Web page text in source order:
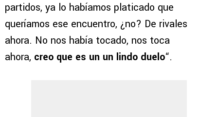
partidos, ya lo habíamos platicado que
queríamos ese encuentro, ¿no? De rivales
ahora. No nos había tocado, nos toca
ahora, creo que es un un lindo duelo“.